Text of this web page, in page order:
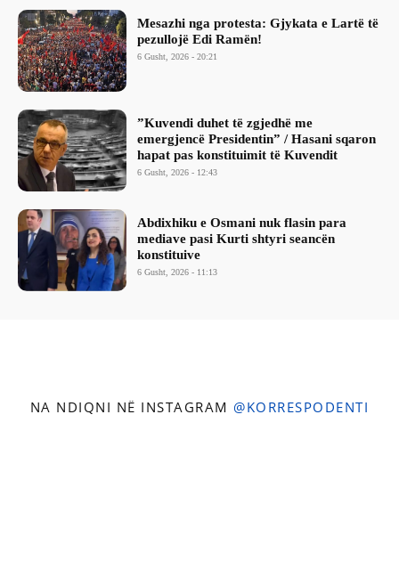
Mesazhi nga protesta: Gjykata e Lartë të
pezullojë Edi Ramën!
6 Gusht, 2026 - 20:21
​”Kuvendi duhet të zgjedhë me
emergjencë Presidentin” / Hasani sqaron
hapat pas konstituimit të Kuvendit
6 Gusht, 2026 - 12:43
Abdixhiku e Osmani nuk flasin para
mediave pasi Kurti shtyri seancën
konstituive
6 Gusht, 2026 - 11:13
NA NDIQNI NË INSTAGRAM @KORRESPODENTI